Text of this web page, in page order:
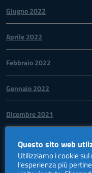
Giugno 2022
Aprile 2022
Febbraio 2022
Gennaio 2022
Dicembre 2021
Novembre 2021
Ottobre 2021
Questo sito web
Utilizziamo i cookie
l'esperienza più